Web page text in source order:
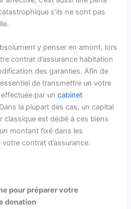
s’ils ne sont pas
y penser en amont, lors
contrat d’assurance habitation
des garanties. Afin de
de transmettre un votre
effectuée par uncabinet
la plupart des cas, un capital
classique est dédié à ces biens
montant fixé dans les
contrat d’assurance.
pour préparer votre
donation